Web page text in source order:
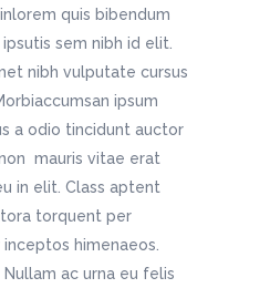
quis bibendum
sem nibh id elit.
nibh vulputate cursus
ipsum
a odio tincidunt auctor
mauris vitae erat
in elit. Class aptent
torquent per
himenaeos.
Nullam ac urna eu felis